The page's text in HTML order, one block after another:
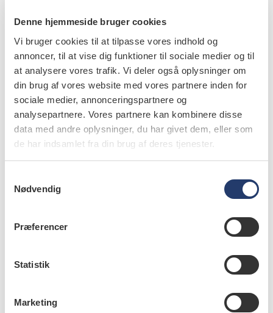
Denne hjemmeside bruger cookies
Vi bruger cookies til at tilpasse vores indhold og
annoncer, til at vise dig funktioner til sociale medier og til
at analysere vores trafik. Vi deler også oplysninger om
din brug af vores website med vores partnere inden for
sociale medier, annonceringspartnere og
analysepartnere. Vores partnere kan kombinere disse
data med andre oplysninger, du har givet dem, eller som
de har indsamlet fra din brug af deres tjenester.
Nødvendig
Præferencer
Statistik
Marketing
haft en dårlig oplevelse i sundhedsvæsenet før fx i
forbindelse med narkose eller vågen sedering.
I Tandlægeforeningens undersøgelse svarer tre ud af fire,
at det er en tidsmæssig udfordring at have børn og unge
med angst i tandlægestolen.
Det bekræfter Lotte Fogde i, at dialogen før
for begge parter. For det er ifølge hende helt afgørende,
behandlingstempoet og dermed bevare en form for
– Barnet vælger selv undervejs i behandlingen, hvor
kontroltab og overtrædelse af deres grænser, så det er